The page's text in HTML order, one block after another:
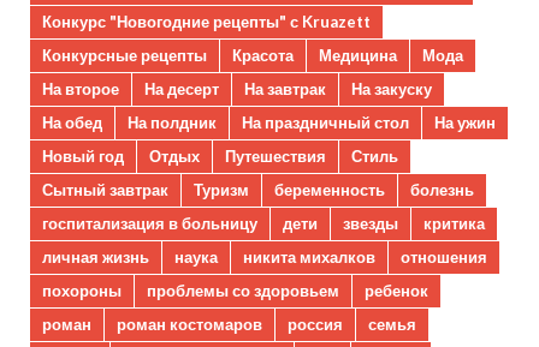
Конкурс "Новогодние рецепты" с Kruazett
Конкурсные рецепты
Красота Медицина
Мода
На второе
На десерт На завтрак
На закуску
На обед
На полдник На праздничный стол
На ужин
Новый год
Отдых Путешествия
Стиль
Сытный завтрак
Туризм беременность
болезнь
госпитализация в больницу
дети звезды
критика
личная жизнь
наука никита михалков
отношения
похороны
проблемы со здоровьем
ребенок
роман
роман костомаров россия
семья